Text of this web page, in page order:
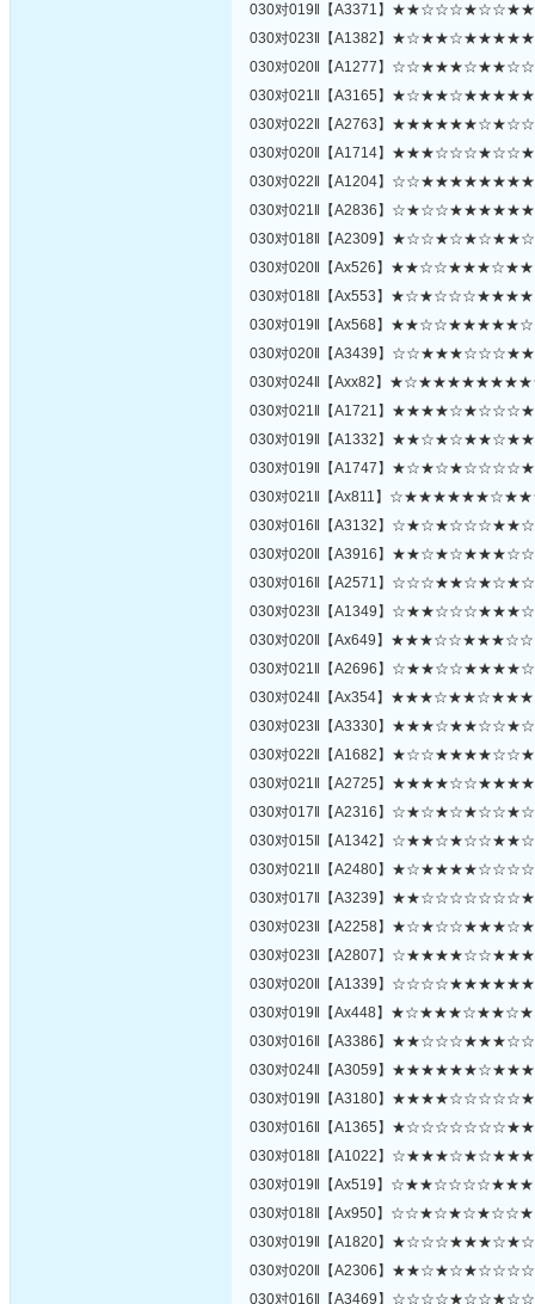
030对019‖【A3371】
030对023‖【A1382】
030对020‖【A1277】
030对021‖【A3165】
030对022‖【A2763】
030对020‖【A1714】
030对022‖【A1204】
030对021‖【A2836】
030对018‖【A2309】
030对020‖【Ax526】
030对018‖【Ax553】
030对019‖【Ax568】
030对020‖【A3439】
030对024‖【Axx82】
030对021‖【A1721】
030对019‖【A1332】
030对019‖【A1747】
030对021‖【Ax811】
030对016‖【A3132】
030对020‖【A3916】
030对016‖【A2571】
030对023‖【A1349】
030对020‖【Ax649】
030对021‖【A2696】
030对024‖【Ax354】
030对023‖【A3330】
030对022‖【A1682】
030对021‖【A2725】
030对017‖【A2316】
030对015‖【A1342】
030对021‖【A2480】
030对017‖【A3239】
030对023‖【A2258】
030对023‖【A2807】
030对020‖【A1339】
030对019‖【Ax448】
030对016‖【A3386】
030对024‖【A3059】
030对019‖【A3180】
030对016‖【A1365】
030对018‖【A1022】
030对019‖【Ax519】
030对018‖【Ax950】
030对019‖【A1820】
030对020‖【A2306】
030对016‖【A3469】